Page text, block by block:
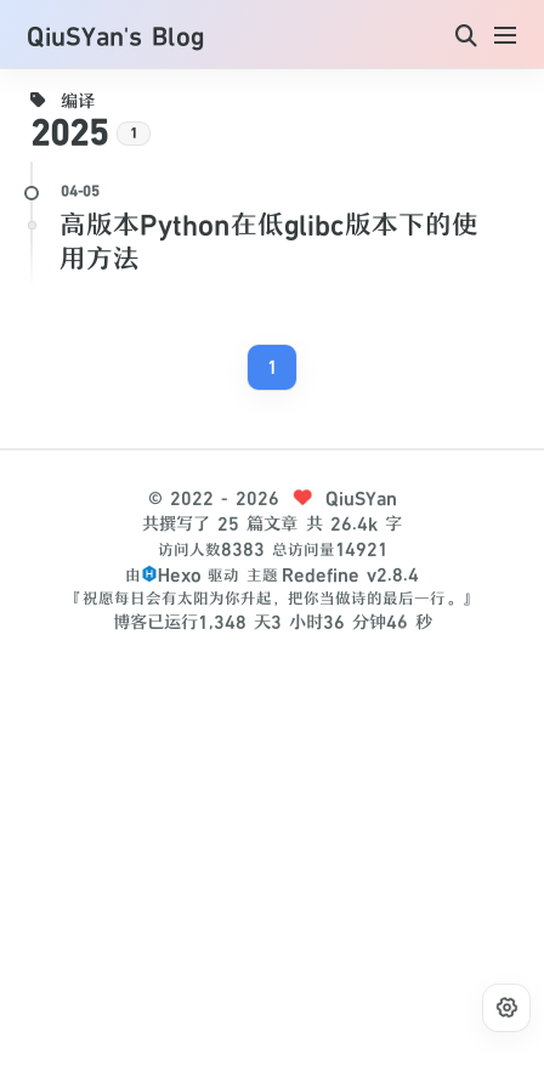
QiuSYan's Blog
编译
2025 1
高版本Python在低glibc版本下的使
用方法
1
© 2022 - 2026
QiuSYan
共撰写了 25 篇文章 共 26.4k 字
访问人数8383 总访问量14921
由 Hexo 驱动 主题 Redefine v2.8.4
『祝愿每日会有太阳为你升起，把你当做诗的最后一行。』
博客已运行1 ,348 天3 小时36 分钟46 秒